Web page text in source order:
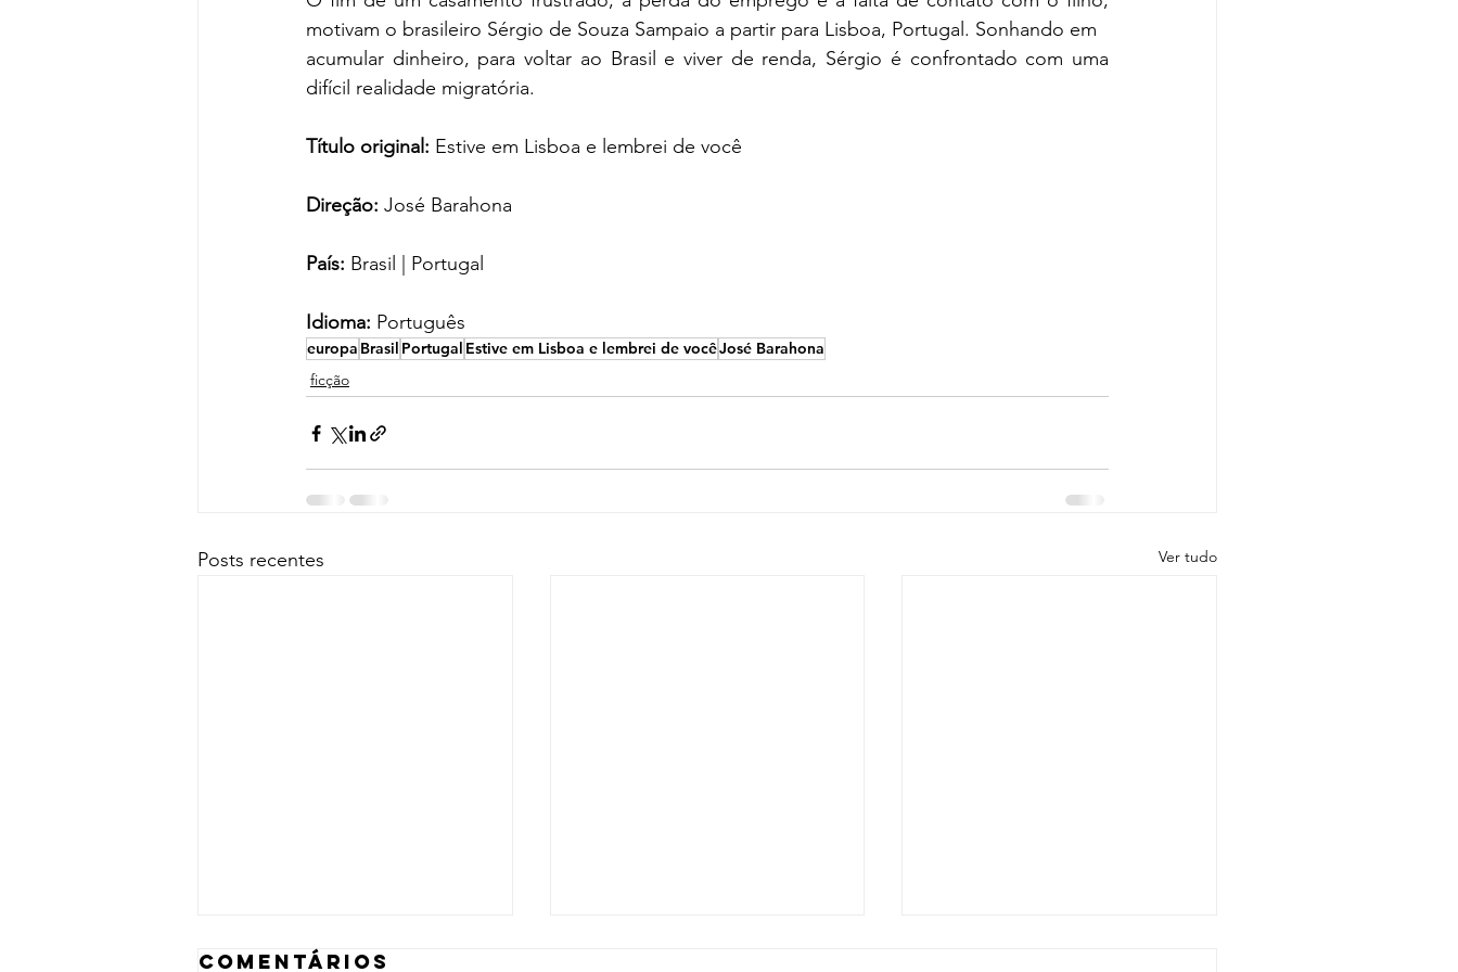
motivam o brasileiro Sérgio de Souza Sampaio a partir para Lisboa, Portugal. Sonhando em
acumular dinheiro, para voltar ao Brasil e viver de renda, Sérgio é confrontado com uma
difícil realidade migratória.
Título original: Estive em Lisboa e lembrei de você
Direção: José Barahona
País: Brasil | Portugal
Idioma: Português
europa Brasil Portugal Estive em Lisboa e lembrei de vocêJosé Barahona
ficção
Posts recentes Ver tudo
Comentários